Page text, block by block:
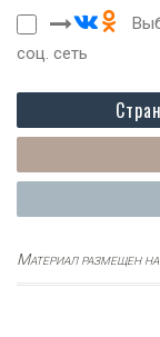
соц. сеть
Материал размещен